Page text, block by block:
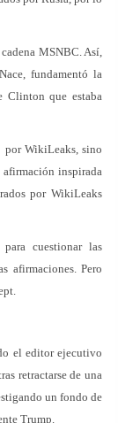
MSNBC. Así,
fundamentó la
Clinton que estaba
por WikiLeaks, sino
inspirada
por WikiLeaks
cuestionar las
afirmaciones. Pero
el editor ejecutivo
retractarse de una
un fondo de
Trump.